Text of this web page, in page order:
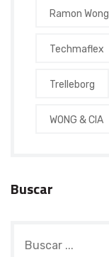
Ramon Wong
Techmaflex
Trelleborg
WONG & CIA
Buscar